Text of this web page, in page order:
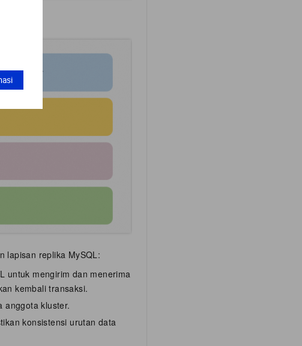
lapisan replika MySQL:
untuk mengirim dan menerima
kembali transaksi.
anggota kluster.
konsistensi urutan data